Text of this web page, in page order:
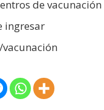
de vacunación
ingresar